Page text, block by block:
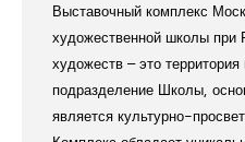
Выставочный комплекс
художественной школы при
художеств – это территория
подразделение Школы,
является культурно-